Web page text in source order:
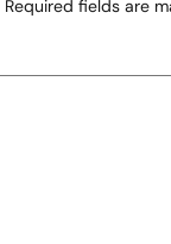
Required fields are